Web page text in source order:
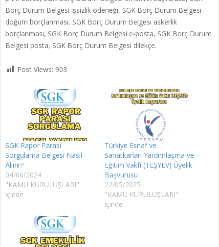
Borç Durum Belgesi işsizlik ödeneği, SGK Borç Durum Belgesi
doğum borçlanması, SGK Borç Durum Belgesi askerlik
borçlanması, SGK Borç Durum Belgesi e-posta, SGK Borç Durum
Belgesi posta, SGK Borç Durum Belgesi dilekçe.
Post Views: 903
SGK Rapor Parası
Sorgulama Belgesi Nasıl
Alınır?
04/06/2024
"KAMU KURULUŞLARI"
içinde
Türkiye Esnaf ve
Sanatkarları Yardımlaşma ve
Eğitim Vakfı (TEŞYEV) Üyelik
Başvurusu
22/05/2025
"KAMU KURULUŞLARI"
içinde